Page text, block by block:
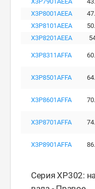
X3P8001AEEA
X3P8101AEEA
X3P8201AEEA
X3P8311AFFA
X3P8501AFFA
X3P8601AFFA
X3P8701AFFA
X3P8901AFFA
Серия XP302: